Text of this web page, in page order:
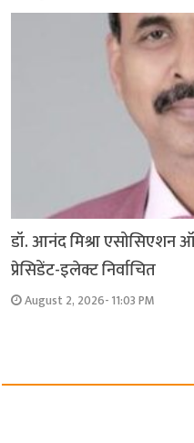
डॉ. आनंद मिश्रा एसोसिएशन
प्रेसिडेंट-इलेक्ट निर्वाचित
August 2, 2026- 11:03 PM